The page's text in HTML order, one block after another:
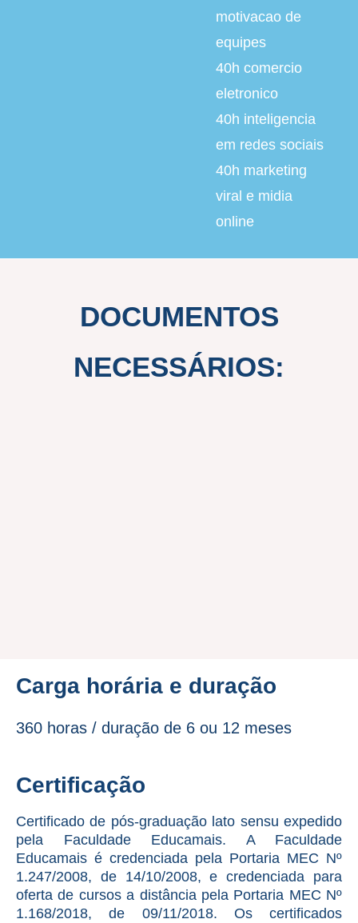
motivacao de
equipes
40h comercio
eletronico
40h inteligencia
em redes sociais
40h marketing
viral e midia
online
DOCUMENTOS
NECESSÁRIOS:
Carga horária e duração
360 horas / duração de 6 ou 12 meses
Certificação
Certificado de pós-graduação lato sensu expedido
pela Faculdade Educamais. A Faculdade
Educamais é credenciada pela Portaria MEC Nº
1.247/2008, de 14/10/2008, e credenciada para
oferta de cursos a distância pela Portaria MEC Nº
1.168/2018, de 09/11/2018. Os certificados